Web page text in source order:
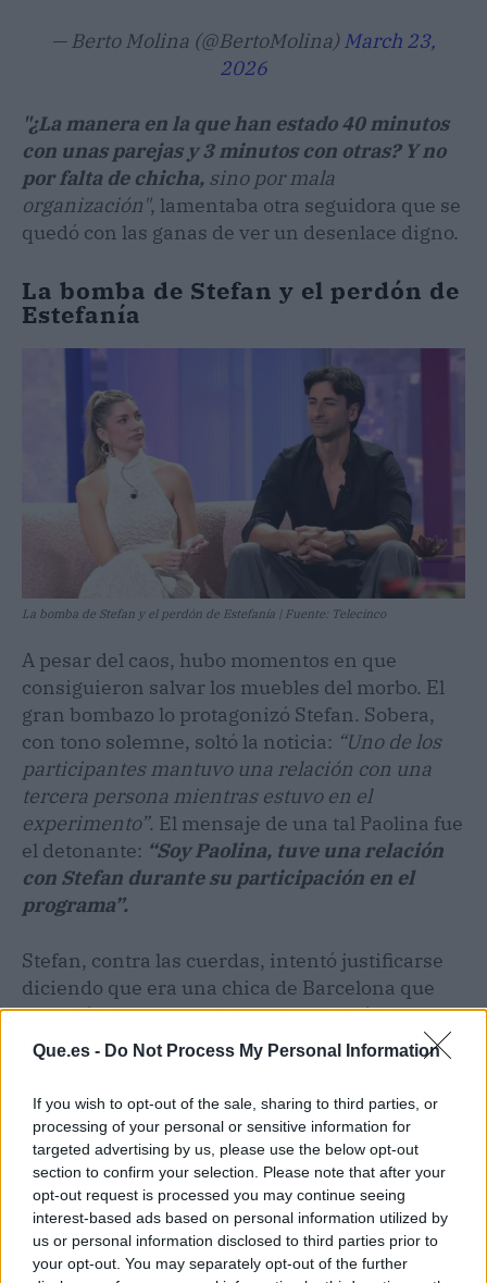
Que.es - Do Not Process My Personal Information
If you wish to opt-out of the sale, sharing to third parties, or
processing of your personal or sensitive information for
targeted advertising by us, please use the below opt-out
section to confirm your selection. Please note that after your
opt-out request is processed you may continue seeing
interest-based ads based on personal information utilized by
us or personal information disclosed to third parties prior to
your opt-out. You may separately opt-out of the further
— Berto Molina (@BertoMolina) March 23,
2026
"¿La manera en la que han estado 40 minutos
con unas parejas y 3 minutos con otras? Y no
por falta de chicha, sino por mala
organización", lamentaba otra seguidora que se
quedó con las ganas de ver un desenlace digno.
La bomba de Stefan y el perdón de
Estefanía
La bomba de Stefan y el perdón de Estefanía | Fuente: Telecinco
A pesar del caos, hubo momentos en que
consiguieron salvar los muebles del morbo. El
gran bombazo lo protagonizó Stefan. Sobera,
con tono solemne, soltó la noticia: “Uno de los
participantes mantuvo una relación con una
tercera persona mientras estuvo en el
experimento”. El mensaje de una tal Paolina fue
el detonante: “Soy Paolina, tuve una relación
con Stefan durante su participación en el
programa”.
Stefan, contra las cuerdas, intentó justificarse
diciendo que era una chica de Barcelona que
conoció antes del casting y que acogió en casa
de sus padres porque estaba"desamparada".
todo" . Aunque Estefanía admitió estar“en un
proceso de curar una herida”y que le había
dolido mucho, decidió perdonarle."Él me lo
explicó todo bien, al principio no lo entendía,
me llevé decepción y le perdoné porque no me
ha sido infiel. Es una traición porque me ocultó
algo, pero no ha sido una infidelidad",